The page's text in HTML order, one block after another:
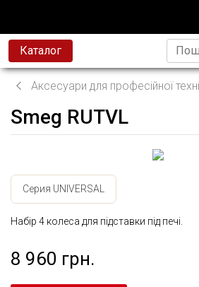
Каталог
Аксесуари для професійної
Smeg RUTVL
Серия UNIVERSAL
Набір 4 колеса для підставки під печі.
8 960 грн.